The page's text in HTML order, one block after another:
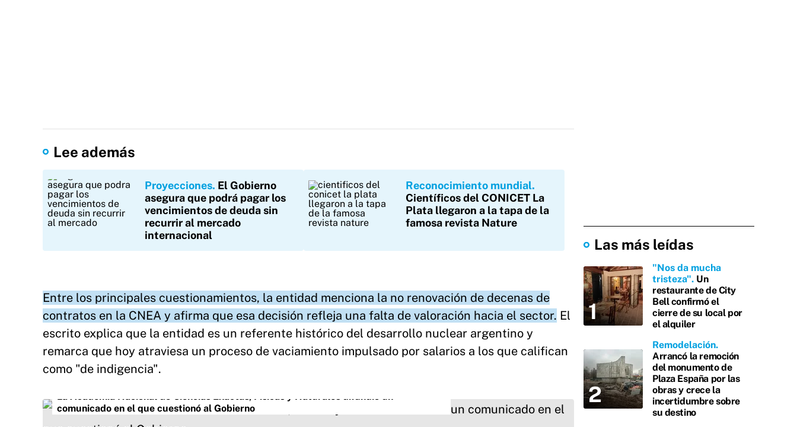
Lee además
Proyecciones El Gobierno
asegura que podrá pagar los
vencimientos de deuda sin
recurrir al mercado
internacional
Reconocimiento mundial
Científicos del CONICET La
Plata llegaron a la tapa de la
famosa revista Nature
Entre los principales cuestionamientos, la entidad menciona la no renovación de decenas de
contratos en la CNEA y afirma que esa decisión refleja una falta de valoración hacia el sector. El
escrito explica que la entidad es un referente histórico del desarrollo nuclear argentino y
remarca que hoy atraviesa un proceso de vaciamiento impulsado por salarios a los que califican
como "de indigencia".
La Academia Nacional de Ciencias Exactas, Físicas y Naturales difundió un
comunicado en el que cuestionó al Gobierno
Las más leídas
"Nos da mucha
tristeza" Un
restaurante de City
Bell confirmó el
cierre de su local por
el alquiler
Remodelación
Arrancó la remoción
del monumento de
Plaza España por las
obras y crece la
incertidumbre sobre
su destino